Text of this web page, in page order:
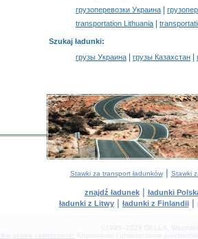
грузоперевозки Украина
transportation Lithuania
Szukaj ładunki:
грузы Украина
грузы Казахстан
Stawki za transport ładunków| Stawki
znajdź ładunek| ładunki
ładunki z Litwy| ładunki z Finlandii|
©1995–2026 DELLA.
prawa zastrzeżone.
Kopiowanie i umieszczanie